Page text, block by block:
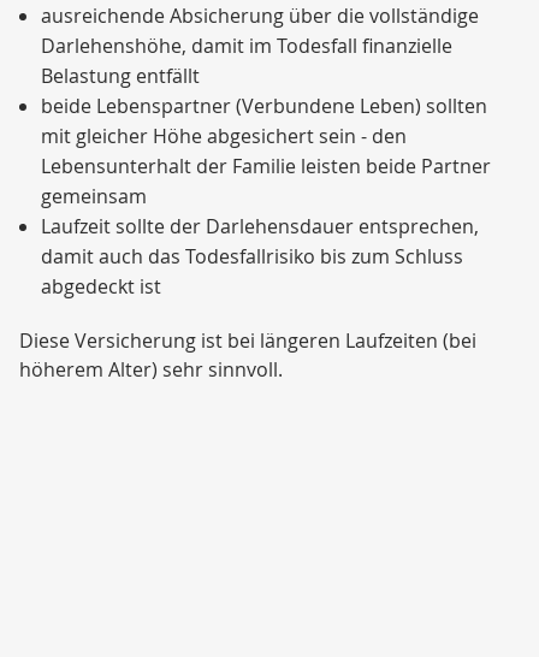
ausreichende Absicherung über die vollständige
Darlehenshöhe, damit im Todesfall finanzielle
Belastung entfällt
beide Lebenspartner (Verbundene Leben) sollten
mit gleicher Höhe abgesichert sein - den
Lebensunterhalt der Familie leisten beide Partner
gemeinsam
Laufzeit sollte der Darlehensdauer entsprechen,
damit auch das Todesfallrisiko bis zum Schluss
abgedeckt ist
Diese Versicherung ist bei längeren Laufzeiten (bei
höherem Alter) sehr sinnvoll.